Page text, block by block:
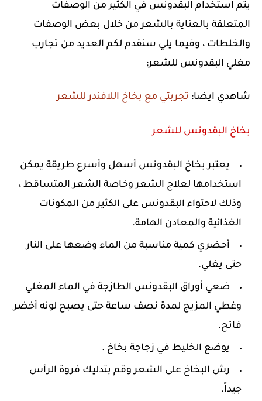
يتم استخدام البقدونس في الكثير من الوصفات
المتعلقة بالعناية بالشعر من خلال بعض الوصفات
والخلطات ، وفيما يلي سنقدم لكم العديد من تجارب
مغلي البقدونس للشعر:
شاهدي ايضا: تجربتي مع بخاخ اللافندر للشعر
بخاخ البقدونس للشعر
يعتبر بخاخ البقدونس أسهل وأسرع طريقة يمكن
استخدامها لعلاج الشعر وخاصة الشعر المتساقط ،
وذلك لاحتواء البقدونس على الكثير من المكونات
الغذائية والمعادن الهامة.
أحضري كمية مناسبة من الماء وضعها على النار
حتى يغلي.
ضعي أوراق البقدونس الطازجة في الماء المغلي
وغطي المزيج لمدة نصف ساعة حتى يصبح لونه أخضر
فاتح.
يوضع الخليط في زجاجة بخاخ .
رش البخاخ على الشعر وقم بتدليك فروة الرأس
جيداً.